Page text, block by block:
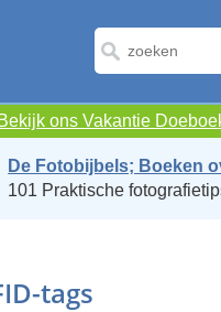
Bekijk ons Vakantie
De Fotobijbels; Boeken
101 Praktische
tags